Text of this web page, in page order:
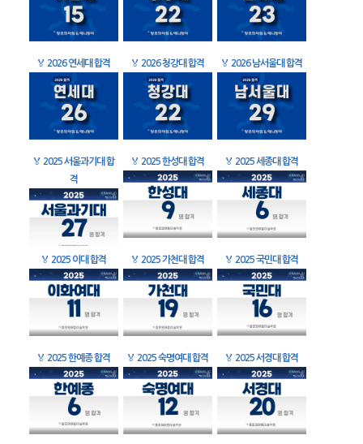
🏅 2026 연세대 합격 🏅 2026 청강대 합격 🏅 2026 남서울대 합격
🏅 2025 서울과기대 합
격
🏅 2025 한성대 합격 🏅 2025 세종대 합격
🏅 2025 이대 합격 🏅 2025 가천대 합격 🏅 2025 국민대 합격
🏅 2025 한예종 합격 🏅 2025 숙명여대 합격 🏅 2025 서경대 합격